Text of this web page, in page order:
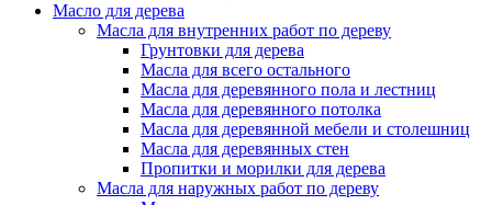
Масло для дерева
Масла для внутренних работ по дереву
Грунтовки для дерева
Масла для всего остального
Масла для деревянного пола и лестниц
Масла для деревянного потолка
Масла для деревянной мебели и столешниц
Масла для деревянных стен
Пропитки и морилки для дерева
Масла для наружных работ по дереву